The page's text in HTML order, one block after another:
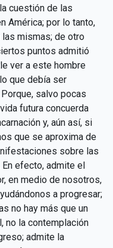
cuestión de las
América; por lo tanto,
las mismas; de otro
puntos admitió
ver a este hombre
que debía ser
salvo pocas
futura concuerda
y, aún así, si
que se aproxima de
sobre las
efecto, admite el
en medio de nosotros,
a progresar;
no hay más que un
no la contemplación
admite la